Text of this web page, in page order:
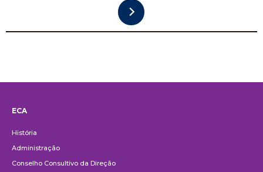
ECA
História
Administração
Conselho Consultivo da Direção